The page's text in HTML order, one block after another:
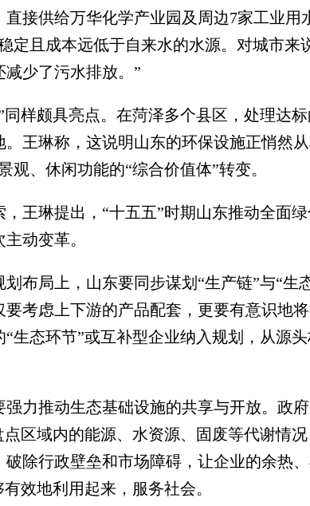
接供给万华化学产业园及周边7家工业用
定且成本远低于自来水的水源。对城市来
减少了污水排放。”
颇具亮点。在菏泽多个县区，处理达标
王琳称，这说明山东的环保设施正悄然
观、休闲功能的“综合价值体”转变。
琳提出，“十五五”时期山东推动全面绿
动变革。
局上，山东要同步谋划“生产链”与“生
考虑上下游的产品配套，更要有意识地
生态环节”或互补型企业纳入规划，从源
推动生态基础设施的共享与开放。政府
点区域内的能源、水资源、固废等代谢情
除行政壁垒和市场障碍，让企业的余热
效地利用起来，服务社会。